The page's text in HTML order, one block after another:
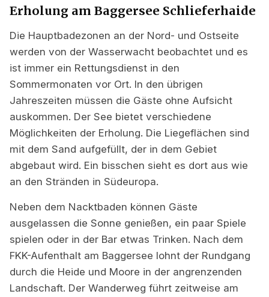
Erholung am Baggersee Schlieferhaide
Die Hauptbadezonen an der Nord- und Ostseite
werden von der Wasserwacht beobachtet und es
ist immer ein Rettungsdienst in den
Sommermonaten vor Ort. In den übrigen
Jahreszeiten müssen die Gäste ohne Aufsicht
auskommen. Der See bietet verschiedene
Möglichkeiten der Erholung. Die Liegeflächen sind
mit dem Sand aufgefüllt, der in dem Gebiet
abgebaut wird. Ein bisschen sieht es dort aus wie
an den Stränden in Südeuropa.
Neben dem Nacktbaden können Gäste
ausgelassen die Sonne genießen, ein paar Spiele
spielen oder in der Bar etwas Trinken. Nach dem
FKK-Aufenthalt am Baggersee lohnt der Rundgang
durch die Heide und Moore in der angrenzenden
Landschaft. Der Wanderweg führt zeitweise am